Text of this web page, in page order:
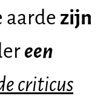
aarde zijn
een
criticus